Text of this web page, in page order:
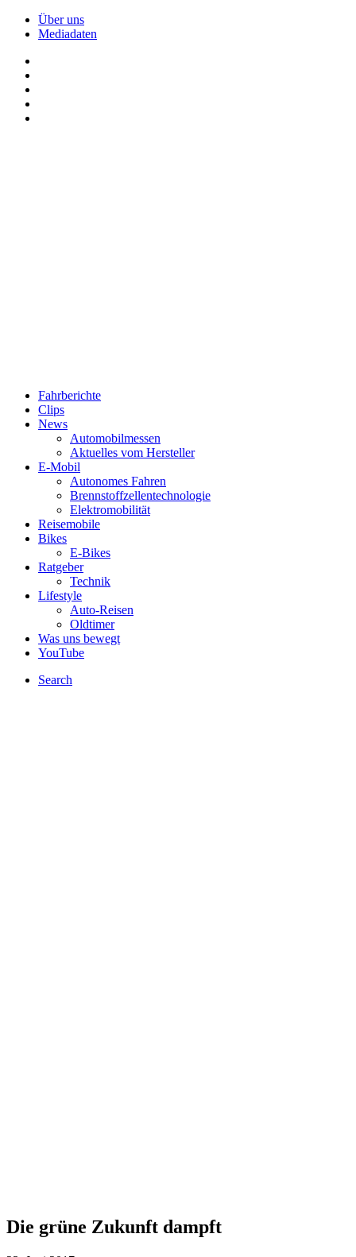
Über uns
Mediadaten
Fahrberichte
Clips
News
Automobilmessen
Aktuelles vom Hersteller
E-Mobil
Autonomes Fahren
Brennstoffzellentechnologie
Elektromobilität
Reisemobile
Bikes
E-Bikes
Ratgeber
Technik
Lifestyle
Auto-Reisen
Oldtimer
Was uns bewegt
YouTube
Search
Die grüne Zukunft dampft